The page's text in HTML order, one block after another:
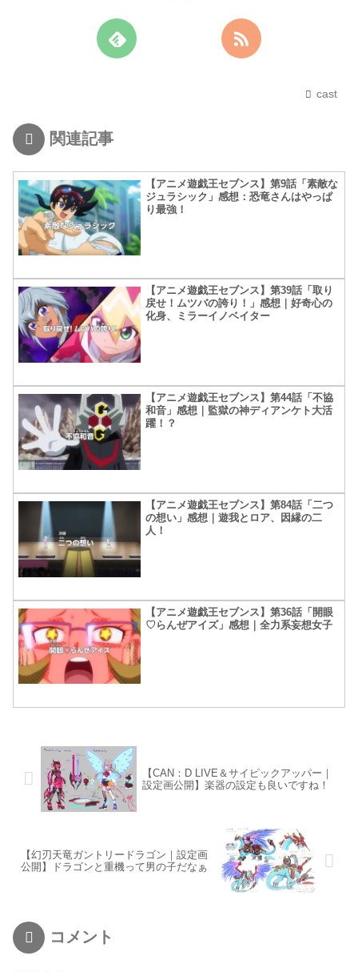
cast
関連記事
【アニメ遊戯王セブンス】第9話「素敵な
ジュラシック」感想：恐竜さんはやっぱ
り最強！
【アニメ遊戯王セブンス】第39話「取り
戻せ！ムツバの誇り！」感想｜好奇心の
化身、ミラーイノベイター
【アニメ遊戯王セブンス】第44話「不協
和音」感想｜監獄の神ディアンケト大活
躍！？
【アニメ遊戯王セブンス】第84話「二つ
の想い」感想｜遊我とロア、因縁の二
人！
【アニメ遊戯王セブンス】第36話「開眼
♡らんぜアイズ」感想｜全力系妄想女子
【CAN：D LIVE＆サイピックアッパー｜
設定画公開】楽器の設定も良いですね！
【幻刃天竜ガントリードラゴン｜設定画
公開】ドラゴンと重機って男の子だなぁ
コメント